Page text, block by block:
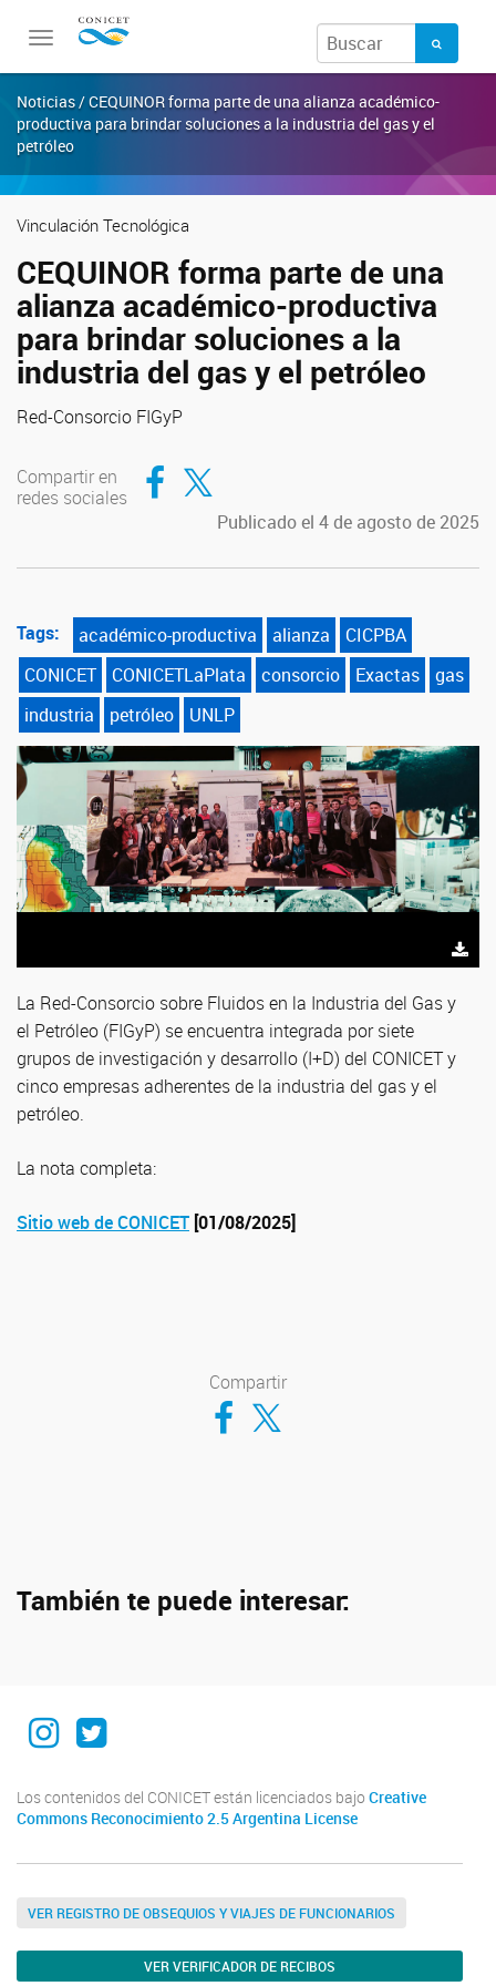
Toggle
Noticias / CEQUINOR forma parte de una alianza académico-
productiva para brindar soluciones a la industria del gas y el
petróleo
Vinculación Tecnológica
CEQUINOR forma parte de una
alianza académico-productiva
para brindar soluciones a la
industria del gas y el petróleo
Red-Consorcio FIGyP
Compartir en
redes sociales
Compartir en Facebook
Compartir en Twitter
Publicado el 4 de agosto de 2025
Tags: académico-productiva alianza
CICPBA
CONICET
CONICETLaPlata consorcio Exactas
gas
industria
petróleo UNLP
La Red-Consorcio sobre Fluidos en la Industria del Gas y
el Petróleo (FIGyP) se encuentra integrada por siete
grupos de investigación y desarrollo (I+D) del CONICET y
cinco empresas adherentes de la industria del gas y el
petróleo.
La nota completa:
Sitio web de CONICET [01/08/2025]
Compartir
Compartir en Facebook
Compartir en Twitter
También te puede interesar:
Instagram institucional
Twitter Institucional
Los contenidos del CONICET están licenciados bajo Creative
Commons Reconocimiento 2.5 Argentina License
VER REGISTRO DE OBSEQUIOS Y VIAJES DE FUNCIONARIOS
VER VERIFICADOR DE RECIBOS